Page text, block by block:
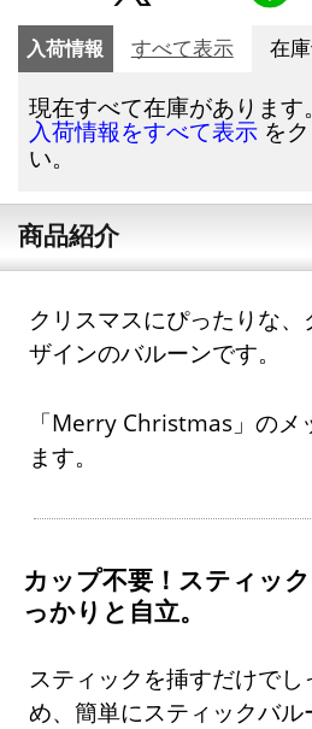
入荷情報 すべて表示 在
現在すべて在庫があります。
入荷情報をすべて表示 を
い。
商品紹介
クリスマスにぴったりな
ザインのバルーンです。
「Merry Christmas」のメ
ます。
カップ不要！スティッ
っかりと自立。
スティックを挿すだけで
め、簡単にスティックバル